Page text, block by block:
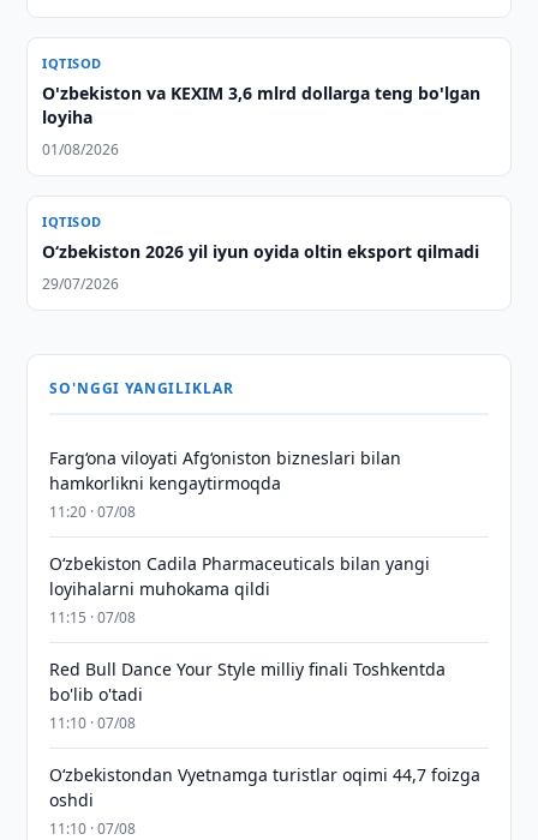
IQTISOD
O'zbekiston va KEXIM 3,6 mlrd dollarga teng bo'lgan
loyiha
01/08/2026
IQTISOD
O‘zbekiston 2026 yil iyun oyida oltin eksport qilmadi
29/07/2026
SO'NGGI YANGILIKLAR
Farg‘ona viloyati Afg‘oniston bizneslari bilan
hamkorlikni kengaytirmoqda
11:20 · 07/08
Oʻzbekiston Cadila Pharmaceuticals bilan yangi
loyihalarni muhokama qildi
11:15 · 07/08
Red Bull Dance Your Style milliy finali Toshkentda
bo'lib o'tadi
11:10 · 07/08
O‘zbekistondan Vyetnamga turistlar oqimi 44,7 foizga
oshdi
11:10 · 07/08